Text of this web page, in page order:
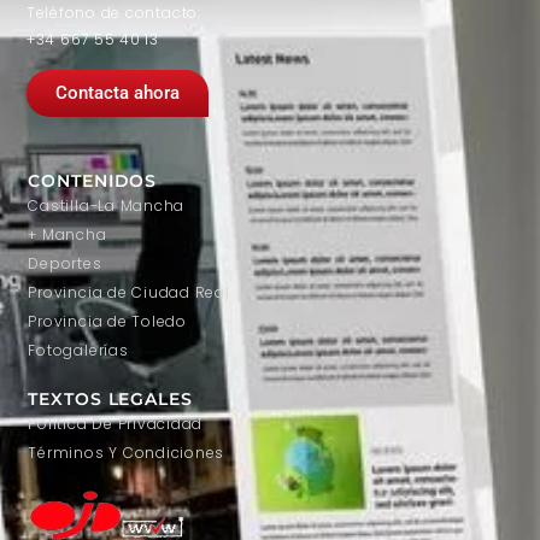
Teléfono de contacto:
+34 667 55 40 13
Contacta ahora
CONTENIDOS
Castilla-La Mancha
+ Mancha
Deportes
Provincia de Ciudad Real
Provincia de Toledo
Fotogalerías
TEXTOS LEGALES
Política De Privacidad
Términos Y Condiciones